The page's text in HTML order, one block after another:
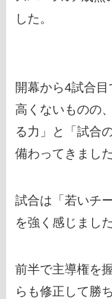
した。
開幕から4試合
高くないものの
る力」と「試合
備わってきました
試合は「若いチ
を強く感じました
前半で主導権を
らも修正して勝